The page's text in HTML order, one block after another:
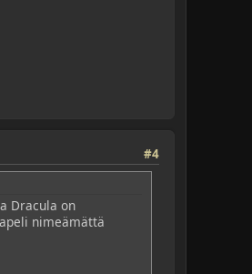
#4
Dracula on
nimeämättä